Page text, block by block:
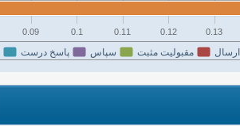
ارسال مقبولیت مثبت سپاس پاسخ درست
0.09 0.1 0.11 0.12 0.13